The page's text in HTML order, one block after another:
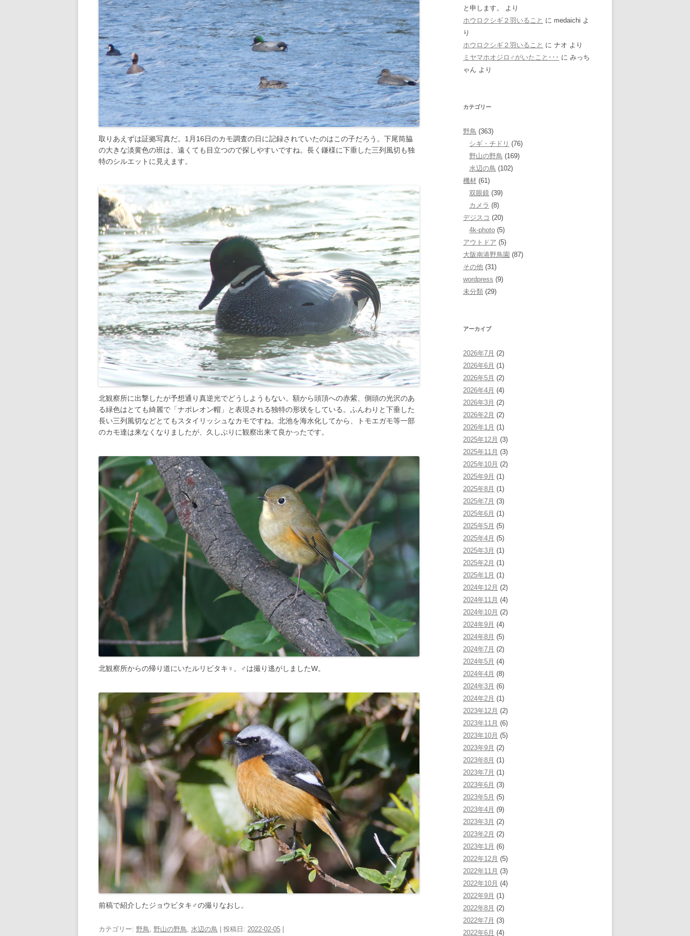
取りあえずは証拠写真だ。1月16日のカモ調査の日に記録されていたのはこの子だろう。下尾筒脇
の大きな淡黄色の班は、遠くても目立つので探しやすいですね。長く鎌様に下垂した三列風切も独
特のシルエットに見えます。
北観察所に出撃したが予想通り真逆光でどうしようもない。額から頭頂への赤紫、側頭の光沢のあ
る緑色はとても綺麗で「ナポレオン帽」と表現される独特の形状をしている。ふんわりと下垂した
長い三列風切などとてもスタイリッシュなカモですね。北池を海水化してから、トモエガモ等一部
のカモ達は来なくなりましたが、久しぶりに観察出来て良かったです。
北観察所からの帰り道にいたルリビタキ♀。♂は撮り逃がしましたW。
前稿で紹介したジョウビタキ♂の撮りなおし。
カテゴリー: 野鳥, 野山の野鳥, 水辺の鳥 | 投稿日: 2022-02-05
と申します。
より
ホウロクシギ２羽いること に medaichi よ
り
ホウロクシギ２羽いること に ナオ より
ミヤマホオジロ♂がいたこと･･･ に みっち
ゃん より
カテゴリー
野鳥 (363)
シギ・チドリ (76)
野山の野鳥 (169)
水辺の鳥 (102)
機材 (61)
双眼鏡 (39)
カメラ (8)
デジスコ (20)
4k-photo (5)
アウトドア (5)
大阪南港野鳥園 (87)
その他 (31)
wordpress (9)
未分類 (29)
アーカイブ
2026年7月 (2)
2026年6月 (1)
2026年5月 (2)
2026年4月 (4)
2026年3月 (2)
2026年2月 (2)
2026年1月 (1)
2025年12月 (3)
2025年11月 (3)
2025年10月 (2)
2025年9月 (1)
2025年8月 (1)
2025年7月 (3)
2025年6月 (1)
2025年5月 (5)
2025年4月 (5)
2025年3月 (1)
2025年2月 (1)
2025年1月 (1)
2024年12月 (2)
2024年11月 (4)
2024年10月 (2)
2024年9月 (4)
2024年8月 (5)
2024年7月 (2)
2024年5月 (4)
2024年4月 (8)
2024年3月 (6)
2024年2月 (1)
2023年12月 (2)
2023年11月 (6)
2023年10月 (5)
2023年9月 (2)
2023年8月 (1)
2023年7月 (1)
2023年6月 (3)
2023年5月 (5)
2023年4月 (9)
2023年3月 (2)
2023年2月 (2)
2023年1月 (6)
2022年12月 (5)
2022年11月 (3)
2022年10月 (4)
2022年9月 (1)
2022年8月 (2)
2022年7月 (3)
2022年6月 (4)